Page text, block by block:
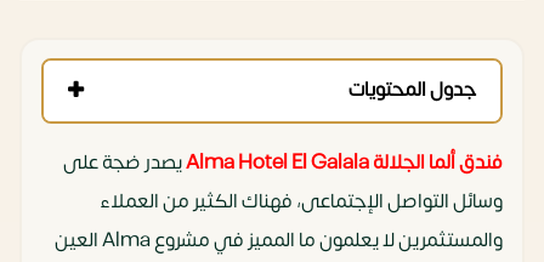
جدول المحتويات
فندق ألما الجلالة Alma Hotel El Galala
يصدر ضجة على
وسائل التواصل الإجتماعى، فهناك الكثير من العملاء
والمستثمرين لا يعلمون ما المميز في مشروع Alma العين